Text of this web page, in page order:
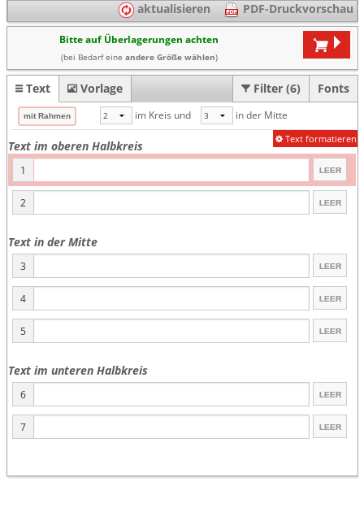
aktualisieren PDF-Druckvorschau
Bitte auf Überlagerungen achten
(bei Bedarf eine andere Größe wählen)
Text Vorlage Fonts
Filter (6)
im Kreis und in der Mitte
Text im oberen Halbkreis
1
2
Text in der Mitte
3
4
5
Text im unteren Halbkreis
6
7
Text formatieren